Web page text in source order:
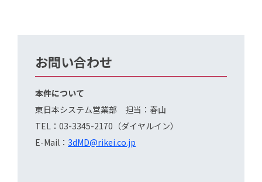
お問い合わせ
本件について
東日本システム営業部 担当：春山
TEL：03-3345-2170（ダイヤルイン）
E-Mail： 3dMD@rikei.co.jp